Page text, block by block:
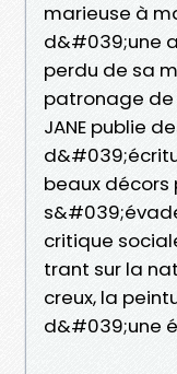
marieuse à
d&#039;une
perdu de sa
patronage de
JANE publie
beaux
critique
trant sur la
creux, la
d&#039;une